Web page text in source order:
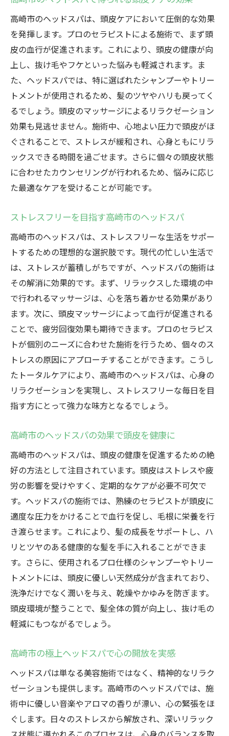
心も体も癒される高崎市のヘッドスパ体験
優雅なヘッドスパで心を癒す高崎市の魅力
高崎市のヘッドスパで贅沢な癒しの時間を
高崎市のヘッドスパで心身を癒す方法
優雅なヘッドスパで高崎市の魅力を再発見
高崎市のヘッドスパは、頭皮ケアにおいて圧倒的な効果
を発揮します。プロのセラピストによる施術で、まず頭
皮の血行が促進されます。これにより、頭皮の健康が向
上し、抜け毛やフケといった悩みも軽減されます。ま
た、ヘッドスパでは、特に選ばれたシャンプーやトリー
トメントが使用されるため、髪のツヤやハリも戻ってく
るでしょう。頭皮のマッサージによるリラクゼーション
効果も見逃せません。施術中、心地よい圧力で頭皮がほ
ぐされることで、ストレスが緩和され、心身ともにリラ
ックスできる時間を過ごせます。さらに個々の頭皮状態
に合わせたカウンセリングが行われるため、悩みに応じ
た最適なケアを受けることが可能です。
ストレスフリーを目指す高崎市のヘッドスパ
高崎市のヘッドスパは、ストレスフリーな生活をサポー
トするための理想的な選択肢です。現代の忙しい生活で
は、ストレスが蓄積しがちですが、ヘッドスパの施術は
その解消に効果的です。まず、リラックスした環境の中
で行われるマッサージは、心を落ち着かせる効果があり
ます。次に、頭皮マッサージによって血行が促進される
ことで、疲労回復効果も期待できます。プロのセラピス
トが個別のニーズに合わせた施術を行うため、個々のス
トレスの原因にアプローチすることができます。こうし
たトータルケアにより、高崎市のヘッドスパは、心身の
リラクゼーションを実現し、ストレスフリーな毎日を目
指す方にとって強力な味方となるでしょう。
高崎市のヘッドスパの効果で頭皮を健康に
高崎市のヘッドスパは、頭皮の健康を促進するための絶
好の方法として注目されています。頭皮はストレスや疲
労の影響を受けやすく、定期的なケアが必要不可欠で
す。ヘッドスパの施術では、熟練のセラピストが頭皮に
適度な圧力をかけることで血行を促し、毛根に栄養を行
き渡らせます。これにより、髪の成長をサポートし、ハ
リとツヤのある健康的な髪を手に入れることができま
す。さらに、使用されるプロ仕様のシャンプーやトリー
トメントには、頭皮に優しい天然成分が含まれており、
洗浄だけでなく潤いを与え、乾燥やかゆみを防ぎます。
頭皮環境が整うことで、髪全体の質が向上し、抜け毛の
軽減にもつながるでしょう。
高崎市の極上ヘッドスパで心の開放を実感
ヘッドスパは単なる美容施術ではなく、精神的なリラク
ゼーションも提供します。高崎市のヘッドスパでは、施
術中に優しい音楽やアロマの香りが漂い、心の緊張をほ
ぐします。日々のストレスから解放され、深いリラック